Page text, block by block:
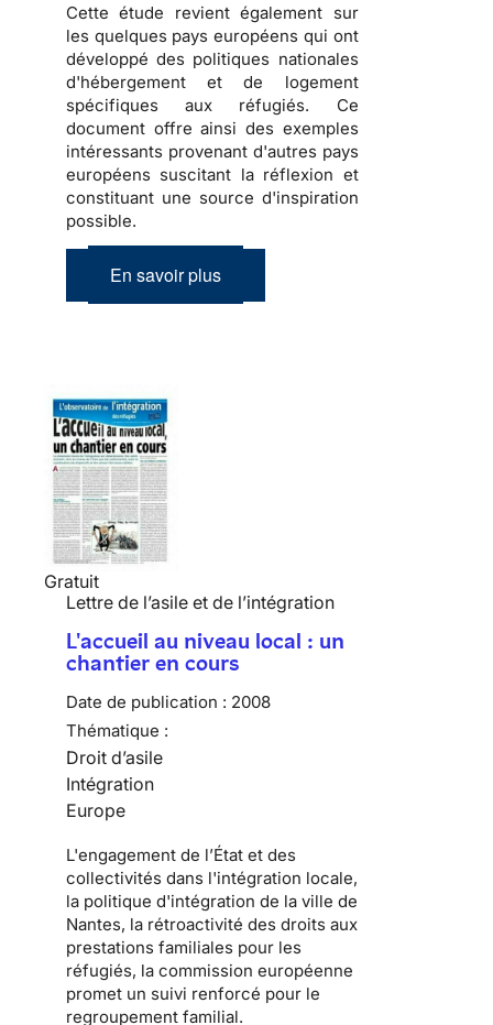
Cette étude revient également sur
les quelques pays européens qui ont
développé des politiques nationales
d'hébergement et de logement
spécifiques aux réfugiés. Ce
document offre ainsi des exemples
intéressants provenant d'autres pays
européens suscitant la réflexion et
constituant une source d'inspiration
possible.
En savoir plus
Gratuit
Lettre de l’asile et de l’intégration
L'accueil au niveau local : un
chantier en cours
Date de publication : 2008
Thématique :
Droit d’asile
Intégration
Europe
L'engagement de l’État et des
collectivités dans l'intégration locale,
la politique d'intégration de la ville de
Nantes, la rétroactivité des droits aux
prestations familiales pour les
réfugiés, la commission européenne
promet un suivi renforcé pour le
regroupement familial.